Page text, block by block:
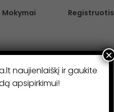
Mokymai Registruotis
naujienlaiškį ir gaukite
apsipirkimui!
×